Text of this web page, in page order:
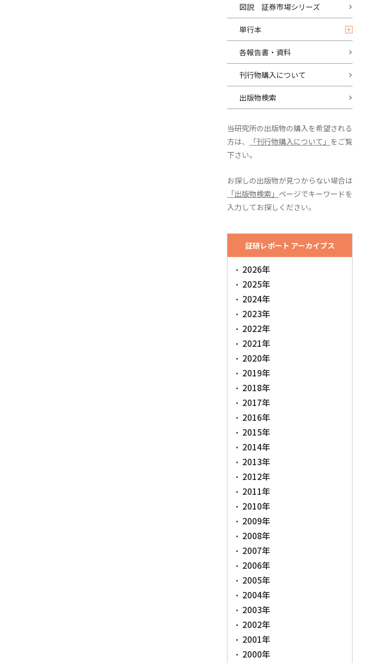
図説 証券市場シリーズ
単行本
各報告書・資料
刊行物購入について
出版物検索
当研究所の出版物の購入を希望される
方は、
「刊行物購入について」 をご覧
下さい。
お探しの出版物が見つからない場合は
「出版物検索」 ページでキーワードを
入力してお探しください。
証研レポート アーカイブス
2026年
2025年
2024年
2023年
2022年
2021年
2020年
2019年
2018年
2017年
2016年
2015年
2014年
2013年
2012年
2011年
2010年
2009年
2008年
2007年
2006年
2005年
2004年
2003年
2002年
2001年
2000年